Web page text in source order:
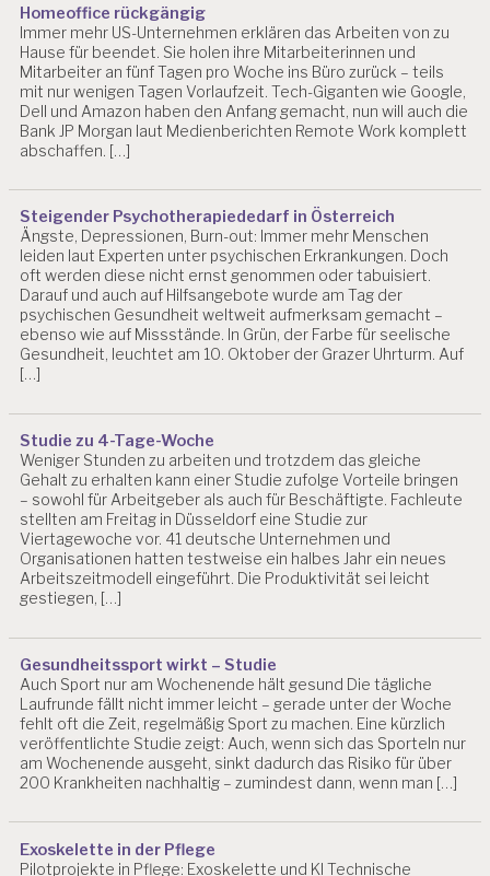
Homeoffice rückgängig
Immer mehr US-Unternehmen erklären das Arbeiten von zu
Hause für beendet. Sie holen ihre Mitarbeiterinnen und
Mitarbeiter an fünf Tagen pro Woche ins Büro zurück – teils
mit nur wenigen Tagen Vorlaufzeit. Tech-Giganten wie Google,
Dell und Amazon haben den Anfang gemacht, nun will auch die
Bank JP Morgan laut Medienberichten Remote Work komplett
abschaffen. […]
Steigender Psychotherapiededarf in Österreich
Ängste, Depressionen, Burn-out: Immer mehr Menschen
leiden laut Experten unter psychischen Erkrankungen. Doch
oft werden diese nicht ernst genommen oder tabuisiert.
Darauf und auch auf Hilfsangebote wurde am Tag der
psychischen Gesundheit weltweit aufmerksam gemacht –
ebenso wie auf Missstände. In Grün, der Farbe für seelische
Gesundheit, leuchtet am 10. Oktober der Grazer Uhrturm. Auf
[…]
Studie zu 4-Tage-Woche
Weniger Stunden zu arbeiten und trotzdem das gleiche
Gehalt zu erhalten kann einer Studie zufolge Vorteile bringen
– sowohl für Arbeitgeber als auch für Beschäftigte. Fachleute
stellten am Freitag in Düsseldorf eine Studie zur
Viertagewoche vor. 41 deutsche Unternehmen und
Organisationen hatten testweise ein halbes Jahr ein neues
Arbeitszeitmodell eingeführt. Die Produktivität sei leicht
gestiegen, […]
Gesundheitssport wirkt – Studie
Auch Sport nur am Wochenende hält gesund Die tägliche
Laufrunde fällt nicht immer leicht – gerade unter der Woche
fehlt oft die Zeit, regelmäßig Sport zu machen. Eine kürzlich
veröffentlichte Studie zeigt: Auch, wenn sich das Sporteln nur
am Wochenende ausgeht, sinkt dadurch das Risiko für über
200 Krankheiten nachhaltig – zumindest dann, wenn man […]
Exoskelette in der Pflege
Pilotprojekte in Pflege: Exoskelette und KI Technische